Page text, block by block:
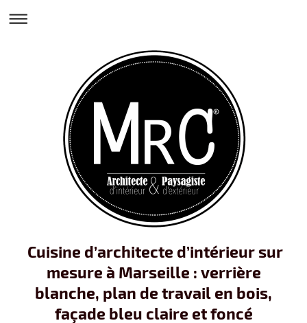
Cuisine d’architecte d’intérieur sur
mesure à Marseille : verrière
blanche, plan de travail en bois,
façade bleu claire et foncé